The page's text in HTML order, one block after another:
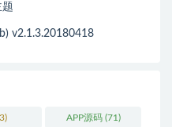
v2.1.3.20180418
APP源码(71)